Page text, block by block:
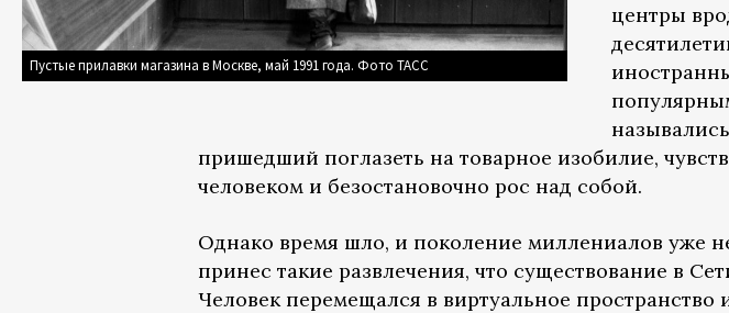
Пустые прилавки магазина в Москве, май 1991 года. Фото ТАСС
центры
пришедший поглазеть на товарное изобилие,
человеком и безостановочно рос над собой.
Однако время шло, и поколение миллениалов уже
принес такие развлечения, что существование в
Человек перемещался в виртуальное